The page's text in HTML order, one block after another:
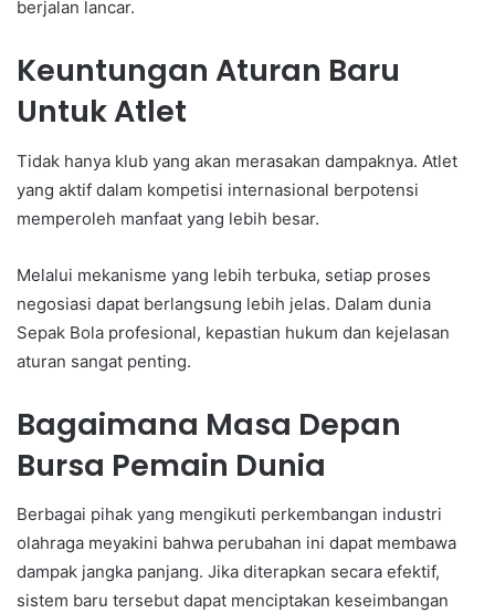
berjalan lancar.
Keuntungan Aturan Baru
Untuk Atlet
Tidak hanya klub yang akan merasakan dampaknya. Atlet
yang aktif dalam kompetisi internasional berpotensi
memperoleh manfaat yang lebih besar.
Melalui mekanisme yang lebih terbuka, setiap proses
negosiasi dapat berlangsung lebih jelas. Dalam dunia
Sepak Bola profesional, kepastian hukum dan kejelasan
aturan sangat penting.
Bagaimana Masa Depan
Bursa Pemain Dunia
Berbagai pihak yang mengikuti perkembangan industri
olahraga meyakini bahwa perubahan ini dapat membawa
dampak jangka panjang. Jika diterapkan secara efektif,
sistem baru tersebut dapat menciptakan keseimbangan